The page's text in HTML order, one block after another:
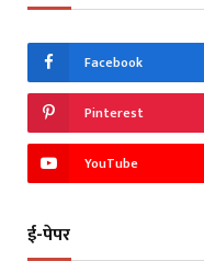
Facebook
Pinterest
YouTube
ई-पेपर